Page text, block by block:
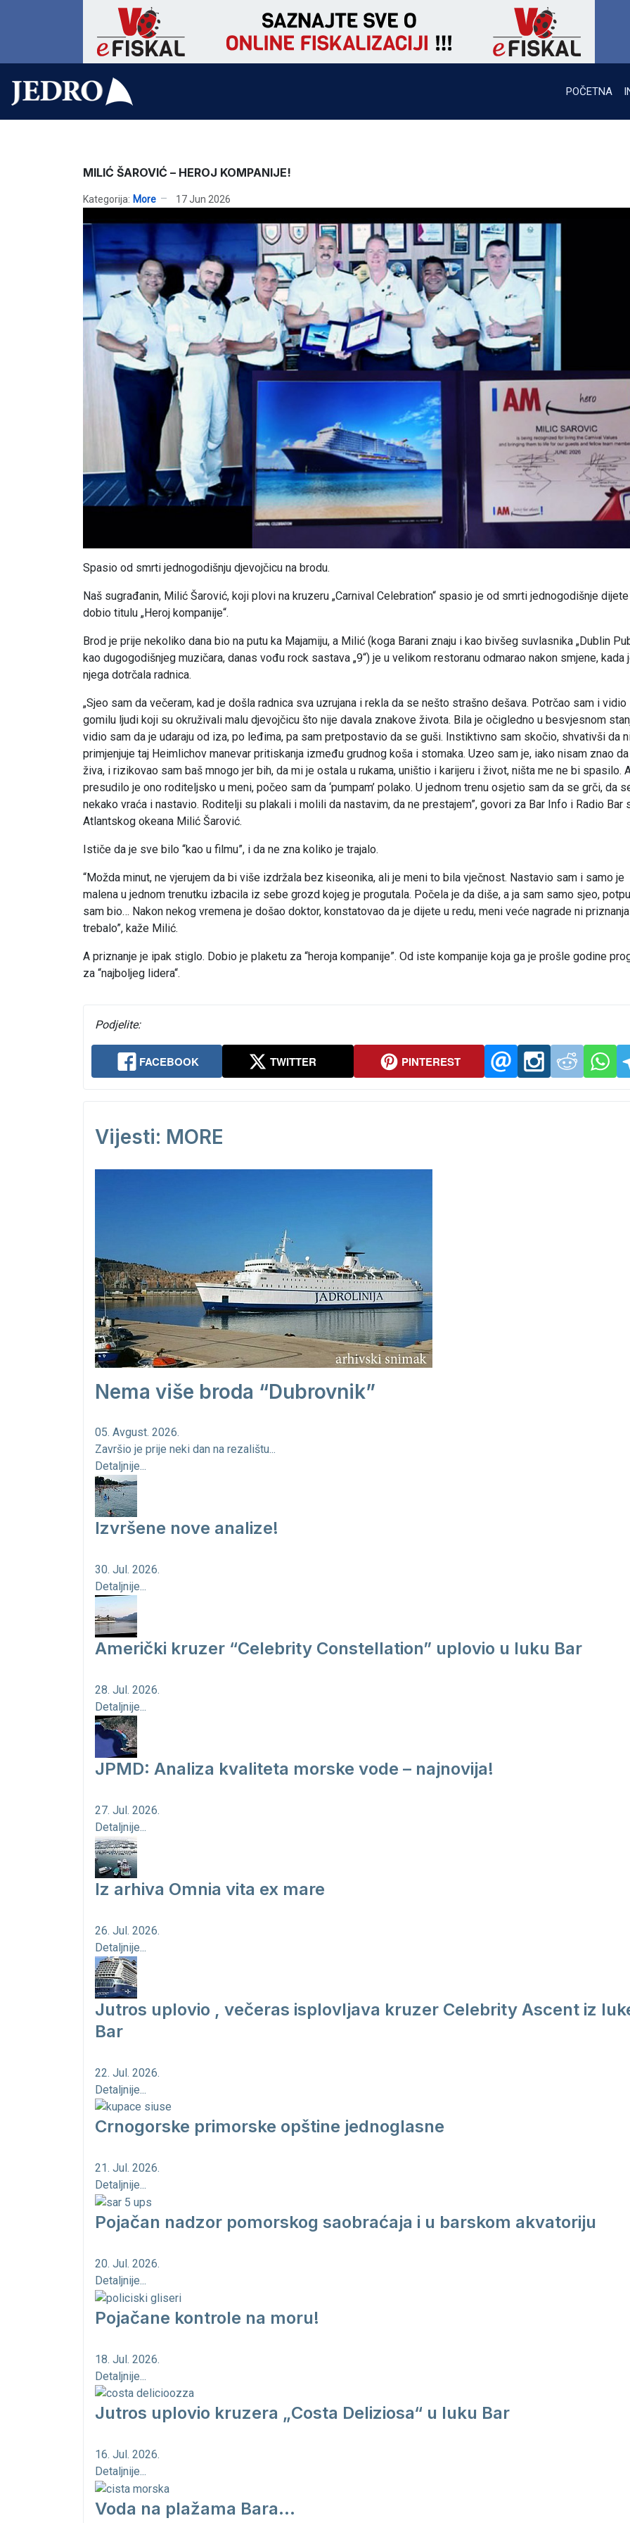
POČETNA
MILIĆ ŠAROVIĆ – HEROJ KOMPANIJE!
Kategorija: More 17 Jun 2026
Spasio od smrti jednogodišnju djevojčicu na brodu.
Naš sugrađanin, Milić Šarović, koji plovi na kruzeru „Carnival Celebration“ spasio je od smrti jednogodišnje
dobio titulu „Heroj kompanije“.
Brod je prije nekoliko dana bio na putu ka Majamiju, a Milić (koga Barani znaju i kao bivšeg suvlasnika „Dublin
kao dugogodišnjeg muzičara, danas vođu rock sastava „9“) je u velikom restoranu odmarao nakon smjene, kada
njega dotrčala radnica.
„Sjeo sam da večeram, kad je došla radnica sva uzrujana i rekla da se nešto strašno dešava. Potrčao sam i vidio
gomilu ljudi koji su okruživali malu djevojčicu što nije davala znakove života. Bila je očigledno u besvjesnom
vidio sam da je udaraju od iza, po leđima, pa sam pretpostavio da se guši. Instiktivno sam skočio, shvativši da
primjenjuje taj Heimlichov manevar pritiskanja između grudnog koša i stomaka. Uzeo sam je, iako nisam znao
živa, i rizikovao sam baš mnogo jer bih, da mi je ostala u rukama, uništio i karijeru i život, ništa me ne bi spasilo.
presudilo je ono roditeljsko u meni, počeo sam da ‘pumpam’ polako. U jednom trenu osjetio sam da se grči, da
nekako vraća i nastavio. Roditelji su plakali i molili da nastavim, da ne prestajem”, govori za Bar Info i Radio Bar
Atlantskog okeana Milić Šarović.
Ističe da je sve bilo “kao u filmu”, i da ne zna koliko je trajalo.
“Možda minut, ne vjerujem da bi više izdržala bez kiseonika, ali je meni to bila vječnost. Nastavio sam i samo je
malena u jednom trenutku izbacila iz sebe grozd kojeg je progutala. Počela je da diše, a ja sam samo sjeo,
sam bio… Nakon nekog vremena je došao doktor, konstatovao da je dijete u redu, meni veće nagrade ni
trebalo”, kaže Milić.
A priznanje je ipak stiglo. Dobio je plaketu za “heroja kompanije”. Od iste kompanije koja ga je prošle godine
za “najboljeg lidera“.
Podjelite:
FACEBOOK TWITTER PINTEREST
Vijesti: MORE
Nema više broda “Dubrovnik”
05. Avgust. 2026.
Završio je prije neki dan na rezalištu...
Detaljnije...
Izvršene nove analize!
30. Jul. 2026.
Detaljnije...
Američki kruzer “Celebrity Constellation” uplovio u luku Bar
28. Jul. 2026.
Detaljnije...
JPMD: Analiza kvaliteta morske vode – najnovija!
27. Jul. 2026.
Detaljnije...
Iz arhiva Omnia vita ex mare
26. Jul. 2026.
Detaljnije...
Jutros uplovio , večeras isplovljava kruzer Celebrity Ascent iz
Bar
22. Jul. 2026.
Detaljnije...
Crnogorske primorske opštine jednoglasne
21. Jul. 2026.
Detaljnije...
Pojačan nadzor pomorskog saobraćaja i u barskom akvatoriju
20. Jul. 2026.
Detaljnije...
Pojačane kontrole na moru!
18. Jul. 2026.
Detaljnije...
Jutros uplovio kruzera „Costa Deliziosa“ u luku Bar
16. Jul. 2026.
Detaljnije...
Voda na plažama Bara...